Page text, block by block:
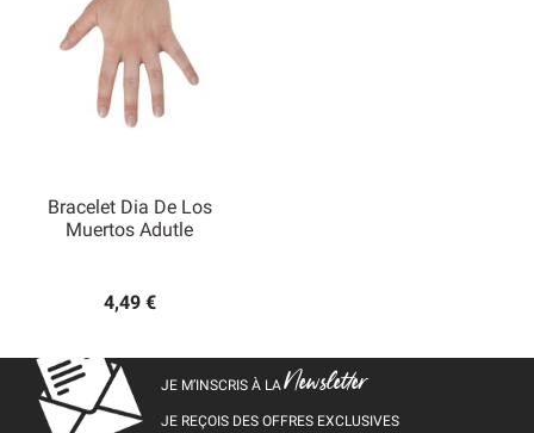
Bracelet Dia De Los
Muertos Adutle
4,49 €
JE M’INSCRIS À LANewsletter
JE REÇOIS DES OFFRES EXCLUSIVES